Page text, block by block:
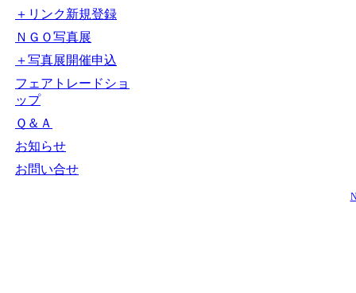
＋リンク新規登録
ＮＧＯ写真展
＋写真展開催申込
フェアトレードショ
ップ
Ｑ＆Ａ
お知らせ
お問い合せ